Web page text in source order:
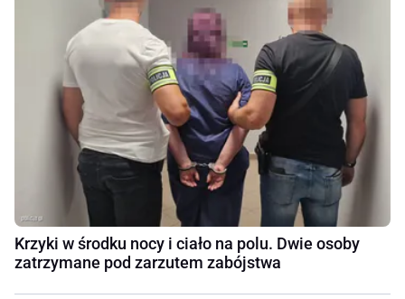
Krzyki w środku nocy i ciało na polu. Dwie osoby
zatrzymane pod zarzutem zabójstwa